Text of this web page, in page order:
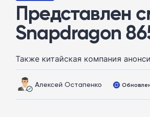
Представлен
Snapdragon
Также китайская компания
Алексей Остапенко